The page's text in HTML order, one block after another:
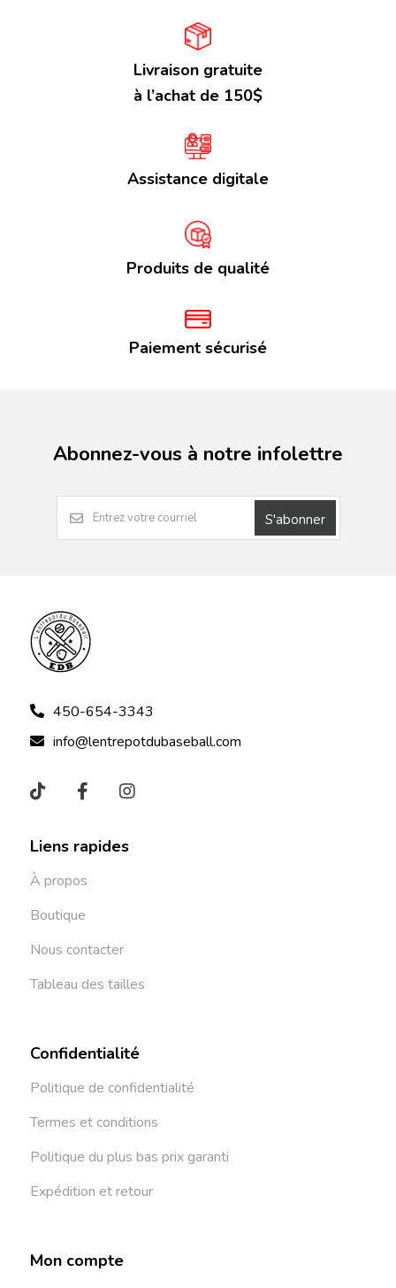
Livraison gratuite
à l’achat de 150$
Assistance digitale
Produits de qualité
Paiement sécurisé
Abonnez-vous à notre infolettre
S'abonner
450-654-3343
info@lentrepotdubaseball.com
Liens rapides
À propos
Boutique
Nous contacter
Tableau des tailles
Confidentialité
Politique de confidentialité
Termes et conditions
Politique du plus bas prix garanti
Expédition et retour
Mon compte